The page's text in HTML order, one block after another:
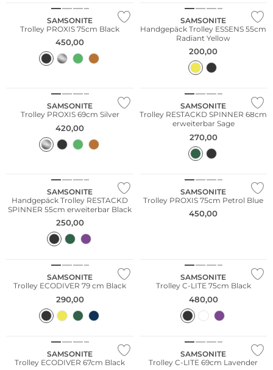
SAMSONITE
Trolley PROXIS 75cm Black
450,00
SAMSONITE
Handgepäck Trolley ESSENS 55cm
Radiant Yellow
200,00
SAMSONITE
Trolley PROXIS 69cm Silver
420,00
SAMSONITE
Trolley RESTACKD SPINNER 68cm
erweiterbar Sage
270,00
SAMSONITE
Handgepäck Trolley RESTACKD
SPINNER 55cm erweiterbar Black
250,00
SAMSONITE
Trolley PROXIS 75cm Petrol Blue
450,00
SAMSONITE
Trolley ECODIVER 79 cm Black
290,00
SAMSONITE
Trolley C-LITE 75cm Black
480,00
Nachhaltig
SAMSONITE
Trolley ECODIVER 67cm Black
SAMSONITE
Trolley C-LITE 69cm Lavender